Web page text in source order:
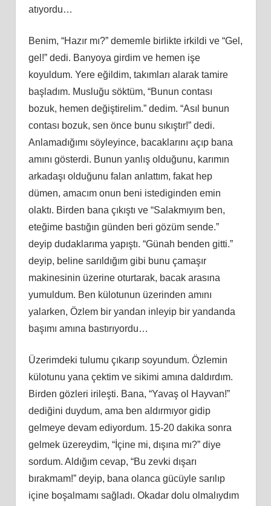
atıyordu…
Benim, “Hazır mı?” dememle birlikte irkildi ve “Gel,
gel!” dedi. Banyoya girdim ve hemen işe
koyuldum. Yere eğildim, takımları alarak tamire
başladım. Musluğu söktüm, “Bunun contası
bozuk, hemen değiştirelim.” dedim. “Asıl bunun
contası bozuk, sen önce bunu sıkıştır!” dedi.
Anlamadığımı söyleyince, bacaklarını açıp bana
amını gösterdi. Bunun yanlış olduğunu, karımın
arkadaşı olduğunu falan anlattım, fakat hep
dümen, amacım onun beni istediginden emin
olaktı. Birden bana çıkıştı ve “Salakmıyım ben,
eteğime bastığın günden beri gözüm sende.”
deyip dudaklarıma yapıştı. “Günah benden gitti.”
deyip, beline sarıldığım gibi bunu çamaşır
makinesinin üzerine oturtarak, bacak arasına
yumuldum. Ben külotunun üzerinden amını
yalarken, Özlem bir yandan inleyip bir yandanda
başımı amına bastırıyordu…
Üzerimdeki tulumu çıkarıp soyundum. Özlemin
külotunu yana çektim ve sikimi amına daldırdım.
Birden gözleri irileşti. Bana, “Yavaş ol Hayvan!”
dediğini duydum, ama ben aldırmıyor gidip
gelmeye devam ediyordum. 15-20 dakika sonra
gelmek üzereydim, “İçine mi, dışına mı?” diye
sordum. Aldığım cevap, “Bu zevki dışarı
bırakmam!” deyip, bana olanca gücüyle sarılıp
içine boşalmamı sağladı. Okadar dolu olmalıydım